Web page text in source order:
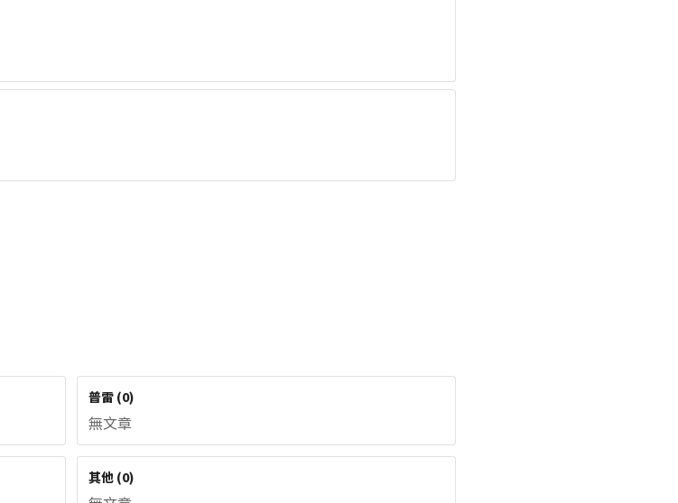
普雷 (0)
無文章
其他 (0)